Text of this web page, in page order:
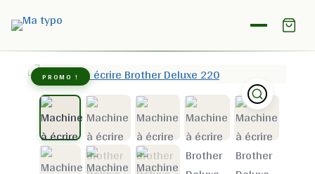
Accueil / Boutique
PROMO !